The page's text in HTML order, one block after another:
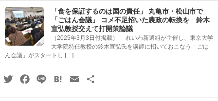
「食を保証するのは国の責任」 丸亀市・松山市で
「ごはん会議」 コメ不足招いた農政の転換を 鈴木
宣弘教授交えて打開策論議
（2025年3月3日付掲載） れいわ新選組が主催し、東京大学
大学院特任教授の鈴木宣弘氏を講師に招いておこなう「ごは
ん会議」がスタートし […]
TwitterFacebook
Line HatenaEmail